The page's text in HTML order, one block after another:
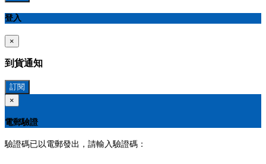
登入
×
到貨通知
訂閱
×
電郵驗證
驗證碼已以電郵發出，請輸入驗證碼：